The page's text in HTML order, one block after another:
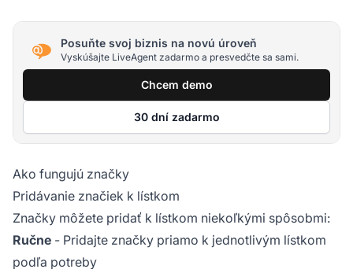
Posuňte svoj biznis na novú úroveň
Vyskúšajte LiveAgent zadarmo a presvedčte sa sami.
Chcem demo
30 dní zadarmo
Ako fungujú značky
Pridávanie značiek k lístkom
Značky môžete pridať k lístkom niekoľkými spôsobmi:
Ručne - Pridajte značky priamo k jednotlivým lístkom
podľa potreby